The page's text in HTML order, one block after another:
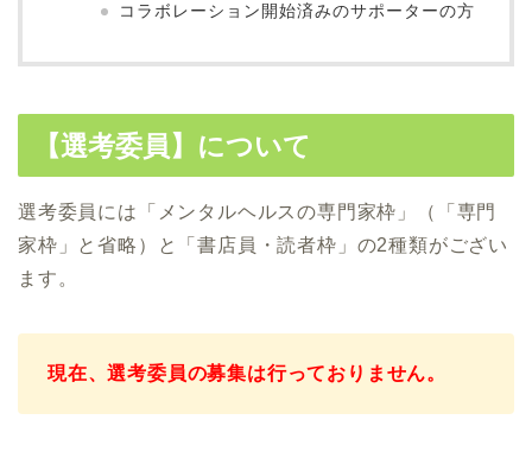
コラボレーション開始済みのサポーターの方
【選考委員】について
選考委員には「メンタルヘルスの専門家枠」（「専門
家枠」と省略）と「書店員・読者枠」の2種類がござい
ます。
現在、選考委員の募集は行っておりません。